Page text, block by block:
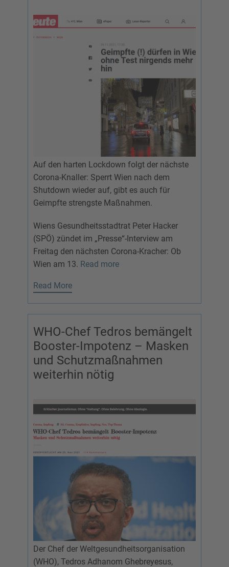
Auf den harten Lockdown folgt der nächste
Corona-Knaller: Sperrt Wien nach dem
Shutdown wieder auf, gibt es auch für
Geimpfte strengste Maßnahmen.
Wiens Gesundheitsstadtrat Peter Hacker
(SPÖ) zündet im „Presse“-Interview am
Freitag den nächsten Corona-Kracher: Ob
Wien am 13. Read more
Read More
WHO-Chef Tedros bemängelt
Booster-Impotenz – Masken
und Schutzmaßnahmen
weiterhin nötig
Der Chef der Weltgesundheitsorganisation
(WHO), Tedros Adhanom Ghebreyesus,